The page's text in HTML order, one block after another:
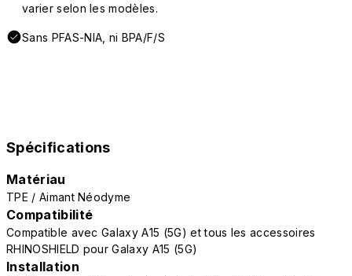
varier selon les modèles.
Sans PFAS-NIA, ni BPA/F/S
Spécifications
Matériau
TPE / Aimant Néodyme
Compatibilité
Compatible avec Galaxy A15 (5G) et tous les accessoires
RHINOSHIELD pour Galaxy A15 (5G)
Installation